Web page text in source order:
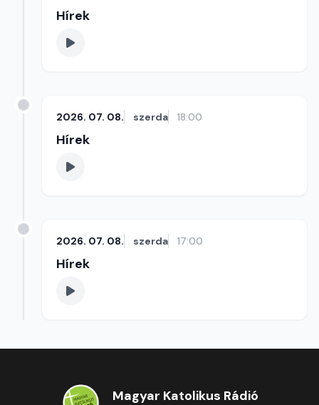
Hírek
2026. 07. 08. szerda 18:00
Hírek
2026. 07. 08. szerda 17:00
Hírek
Magyar Katolikus Rádió